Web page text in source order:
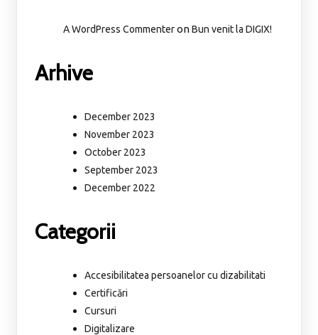
A WordPress CommenteronBun venit la DIGIX!
Arhive
December 2023
November 2023
October 2023
September 2023
December 2022
Categorii
Accesibilitatea persoanelor cu dizabilitati
Certificări
Cursuri
Digitalizare